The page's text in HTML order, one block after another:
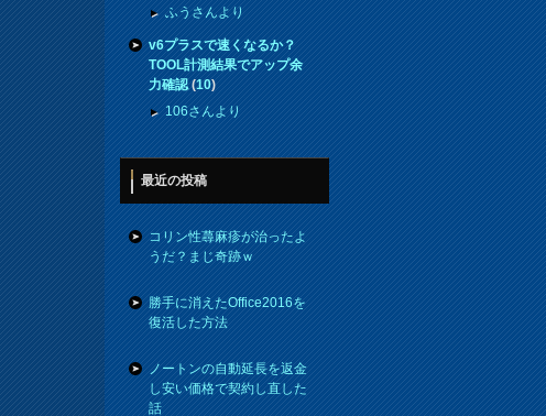
ふうさんより
v6プラスで速くなるか？
TOOL計測結果でアップ余
力確認(10)
106さんより
最近の投稿
コリン性蕁麻疹が治ったよ
うだ？まじ奇跡ｗ
勝手に消えたOffice2016を
復活した方法
ノートンの自動延長を返金
し安い価格で契約し直した
話